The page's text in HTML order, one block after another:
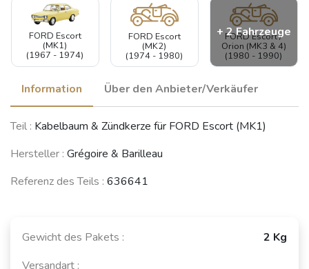
FORD Escort
(MK1)
(1967 - 1974)
FORD Escort
(MK2)
(1974 - 1980)
FORD Escort /
Orion (MK3 & 4)
(1980 - 1990)
+ 2 Fahrzeuge
Orion (MK5 & 6) FORD Fiesta
(1976 - 1983)
Information Über den Anbieter/Verkäufer
Teil : Kabelbaum & Zündkerze für FORD Escort (MK1)
Hersteller : Grégoire & Barilleau
Referenz des Teils : 636641
Gewicht des Pakets :
2 Kg
Versandart :